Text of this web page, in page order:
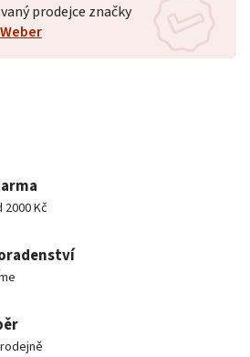
prodejce značky
2000 Kč